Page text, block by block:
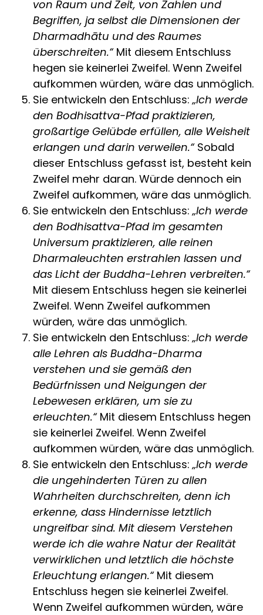
von Raum und Zeit, von Zahlen und
Begriffen, ja selbst die Dimensionen der
Dharmadhātu und des Raumes
überschreiten.“Mit diesem Entschluss
hegen sie keinerlei Zweifel. Wenn Zweifel
aufkommen würden, wäre das unmöglich.
Sie entwickeln den Entschluss:„Ich werde
den Bodhisattva-Pfad praktizieren,
großartige Gelübde erfüllen, alle Weisheit
erlangen und darin verweilen.“Sobald
dieser Entschluss gefasst ist, besteht kein
Zweifel mehr daran. Würde dennoch ein
Zweifel aufkommen, wäre das unmöglich.
Sie entwickeln den Entschluss:„Ich werde
den Bodhisattva-Pfad im gesamten
Universum praktizieren, alle reinen
Dharmaleuchten erstrahlen lassen und
das Licht der Buddha-Lehren verbreiten.“
Mit diesem Entschluss hegen sie keinerlei
Zweifel. Wenn Zweifel aufkommen
würden, wäre das unmöglich.
Sie entwickeln den Entschluss:„Ich werde
alle Lehren als Buddha-Dharma
verstehen und sie gemäß den
Bedürfnissen und Neigungen der
Lebewesen erklären, um sie zu
erleuchten.“Mit diesem Entschluss hegen
sie keinerlei Zweifel. Wenn Zweifel
aufkommen würden, wäre das unmöglich.
Sie entwickeln den Entschluss:„Ich werde
die ungehinderten Türen zu allen
Wahrheiten durchschreiten, denn ich
erkenne, dass Hindernisse letztlich
ungreifbar sind. Mit diesem Verstehen
werde ich die wahre Natur der Realität
verwirklichen und letztlich die höchste
Erleuchtung erlangen.“Mit diesem
Entschluss hegen sie keinerlei Zweifel.
Wenn Zweifel aufkommen würden, wäre